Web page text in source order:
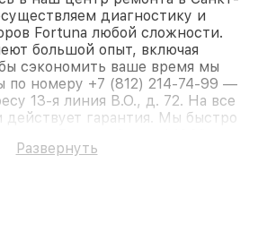
диагностику и
Fortuna любой сложности.
большой опыт, включая
сэкономить ваше время мы
по номеру +7 (812) 214-74-99 —
13-я линия В.О., д. 72. На все
действует гарантия. Мы быстро
Развернуть